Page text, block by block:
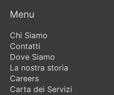
Menu
Chi Siamo
Contatti
Dove Siamo
La nostra storia
Careers
Carta dei Servizi